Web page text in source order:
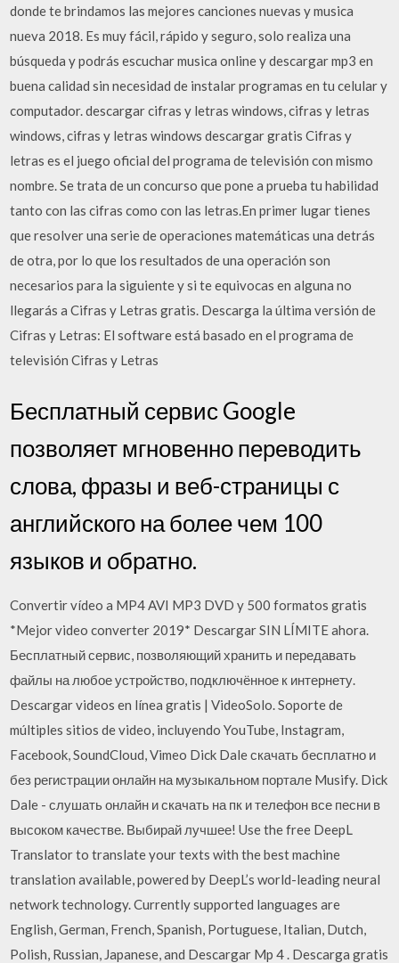
donde te brindamos las mejores canciones nuevas y musica
nueva 2018. Es muy fácil, rápido y seguro, solo realiza una
búsqueda y podrás escuchar musica online y descargar mp3 en
buena calidad sin necesidad de instalar programas en tu celular y
computador. descargar cifras y letras windows, cifras y letras
windows, cifras y letras windows descargar gratis Cifras y
letras es el juego oficial del programa de televisión con mismo
nombre. Se trata de un concurso que pone a prueba tu habilidad
tanto con las cifras como con las letras.En primer lugar tienes
que resolver una serie de operaciones matemáticas una detrás
de otra, por lo que los resultados de una operación son
necesarios para la siguiente y si te equivocas en alguna no
llegarás a Cifras y Letras gratis. Descarga la última versión de
Cifras y Letras: El software está basado en el programa de
televisión Cifras y Letras
Бесплатный сервис Google
позволяет мгновенно переводить
слова, фразы и веб-страницы с
английского на более чем 100
языков и обратно.
Convertir vídeo a MP4 AVI MP3 DVD y 500 formatos gratis
*Mejor video converter 2019* Descargar SIN LÍMITE ahora.
Бесплатный сервис, позволяющий хранить и передавать
файлы на любое устройство, подключённое к интернету.
Descargar videos en línea gratis | VideoSolo. Soporte de
múltiples sitios de video, incluyendo YouTube, Instagram,
Facebook, SoundCloud, Vimeo Dick Dale скачать бесплатно и
без регистрации онлайн на музыкальном портале Musify. Dick
Dale - слушать онлайн и скачать на пк и телефон все песни в
высоком качестве. Выбирай лучшее! Use the free DeepL
Translator to translate your texts with the best machine
translation available, powered by DeepL’s world-leading neural
network technology. Currently supported languages are
English, German, French, Spanish, Portuguese, Italian, Dutch,
Polish, Russian, Japanese, and Descargar Mp 4 . Descarga gratis